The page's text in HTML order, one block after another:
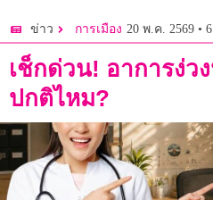
ข่าว การเมือง 20 พ.ค. 2569 •
เช็กด่วน! อาการง่ว
ปกติไหม?